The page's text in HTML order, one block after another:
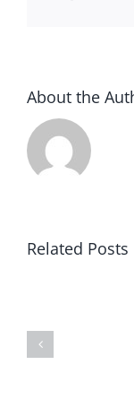
About the
Related Posts